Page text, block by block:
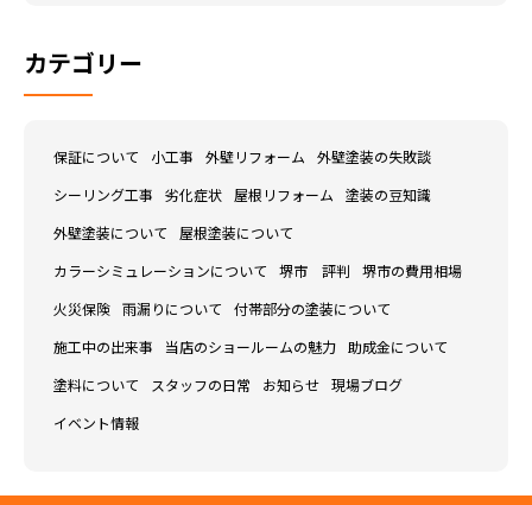
カテゴリー
保証について 小工事 外壁リフォーム 外壁塗装の失敗談
シーリング工事 劣化症状 屋根リフォーム 塗装の豆知識
外壁塗装について 屋根塗装について
カラーシミュレーションについて 堺市 評判 堺市の費用相場
火災保険 雨漏りについて 付帯部分の塗装について
施工中の出来事 当店のショールームの魅力 助成金について
塗料について スタッフの日常 お知らせ 現場ブログ
イベント情報